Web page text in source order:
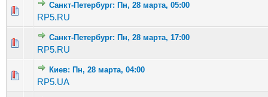
Санкт-Петербург: Пн, 28 марта, 05:00
RP5.RU
Голосов: 2 - Средняя оценка: 1 из 5
1234 5
Санкт-Петербург: Пн, 28 марта, 17:00
RP5.RU
Голосов: 2 - Средняя оценка: 1.5 из 5
1234 5
Киев: Пн, 28 марта, 04:00
RP5.UA
Голосов: 3 - Средняя оценка: 1.67 из 5
1 2345